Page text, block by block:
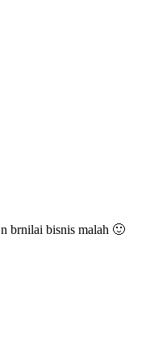
brnilai bisnis malah 🙂